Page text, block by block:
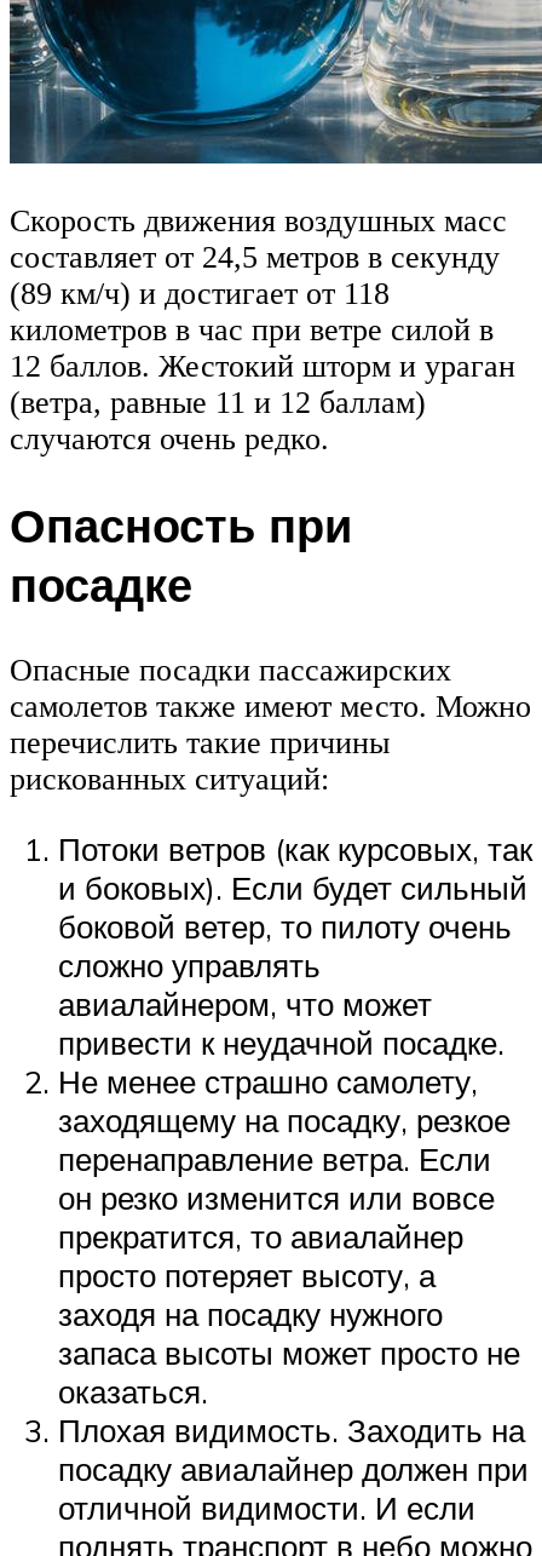
Скорость движения воздушных масс
составляет от 24,5 метров в секунду
(89 км/ч) и достигает от 118
километров в час при ветре силой в
12 баллов. Жестокий шторм и ураган
(ветра, равные 11 и 12 баллам)
случаются очень редко.
Опасность при
посадке
Опасные посадки пассажирских
самолетов также имеют место. Можно
перечислить такие причины
рискованных ситуаций:
Потоки ветров (как курсовых, так
и боковых). Если будет сильный
боковой ветер, то пилоту очень
сложно управлять
авиалайнером, что может
привести к неудачной посадке.
Не менее страшно самолету,
заходящему на посадку, резкое
перенаправление ветра. Если
он резко изменится или вовсе
прекратится, то авиалайнер
просто потеряет высоту, а
заходя на посадку нужного
запаса высоты может просто не
оказаться.
Плохая видимость. Заходить на
посадку авиалайнер должен при
отличной видимости. И если
поднять транспорт в небо можно